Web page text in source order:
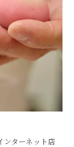
ンターネット店